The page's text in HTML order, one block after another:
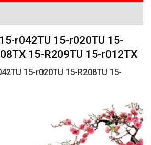
r042TU 15-r020TU 15-
15-R209TU 15-r012TX
15-r020TU 15-R208TU 15-